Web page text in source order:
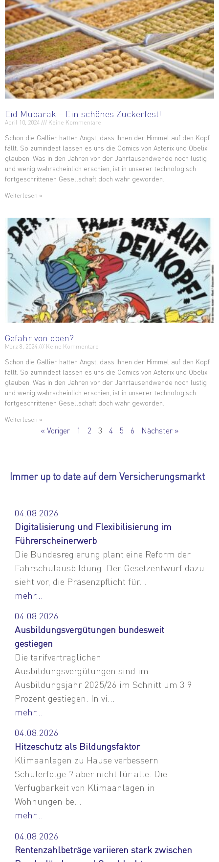
Eid Mubarak – Ein schönes Zuckerfest!
April 10, 2024 Keine Kommentare
Schon die Gallier hatten Angst, dass Ihnen der Himmel auf den Kopf
fällt. So zumindest lassen es uns die Comics von Asterix und Obelix
glauben. Was in den Jahren vor der Jahrtausendwende noch lustig
und wenig wahrscheinlich erschien, ist in unserer technologisch
fortgeschrittenen Gesellschaft doch wahr geworden.
Weiterlesen »
Gefahr von oben?
März 8, 2024 Keine Kommentare
Schon die Gallier hatten Angst, dass Ihnen der Himmel auf den Kopf
fällt. So zumindest lassen es uns die Comics von Asterix und Obelix
glauben. Was in den Jahren vor der Jahrtausendwende noch lustig
und wenig wahrscheinlich erschien, ist in unserer technologisch
fortgeschrittenen Gesellschaft doch wahr geworden.
Weiterlesen »
« Voriger 1 2 3 4 5 6 Nächster »
Immer up to date auf dem Versicherungsmarkt
04.08.2026
Digitalisierung und Flexibilisierung im
Führerscheinerwerb
Die Bundesregierung plant eine Reform der
Fahrschulausbildung. Der Gesetzentwurf dazu
sieht vor, die Präsenzpflicht für...
mehr...
04.08.2026
Ausbildungsvergütungen bundesweit
gestiegen
Die tarifvertraglichen
Ausbildungsvergütungen sind im
Ausbildungsjahr 2025/26 im Schnitt um 3,9
Prozent gestiegen. In vi...
mehr...
04.08.2026
Hitzeschutz als Bildungsfaktor
Klimaanlagen zu Hause verbessern
Schulerfolge ? aber nicht für alle. Die
Verfügbarkeit von Klimaanlagen in
Wohnungen be...
mehr...
04.08.2026
Rentenzahlbeträge variieren stark zwischen